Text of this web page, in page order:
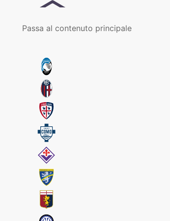
Passa al contenuto principale